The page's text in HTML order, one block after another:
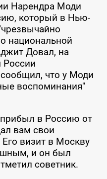
Нарендра Моди
который в Нью-
национальной
Довал, на
России
что у Моди
воспоминания"
в Россию от
вам свои
визит в Москву
и он был
советник.